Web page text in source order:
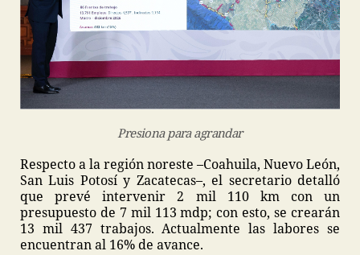
Presiona para agrandar
Respecto a la región noreste –Coahuila, Nuevo León,
San Luis Potosí y Zacatecas–, el secretario detalló
que prevé intervenir 2 mil 110 km con un
presupuesto de 7 mil 113 mdp; con esto, se crearán
13 mil 437 trabajos. Actualmente las labores se
encuentran al 16% de avance.